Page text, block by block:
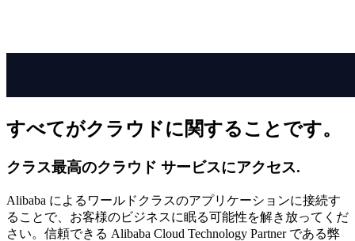
すべてがクラウドに関することです。
クラス最高のクラウド サービスにアクセス.
Alibaba によるワールドクラスのアプリケーションに接続す
ることで、お客様のビジネスに眠る可能性を解き放ってくだ
さい。信頼できる Alibaba Cloud Technology Partner である弊